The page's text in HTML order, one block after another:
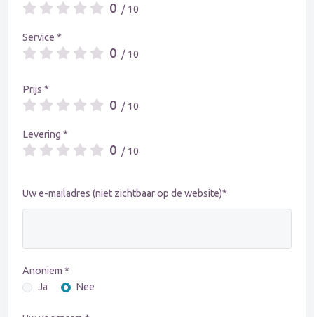
0 / 10
Service *
0 / 10
Prijs *
0 / 10
Levering *
0 / 10
Uw e-mailadres (niet zichtbaar op de website)*
Anoniem *
Ja
Nee